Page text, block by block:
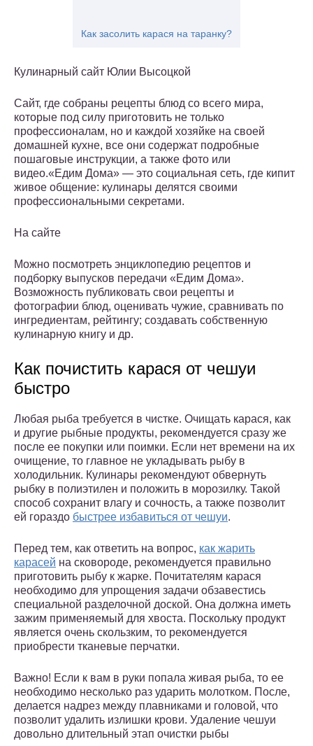
Как засолить карася на таранку?
Кулинарный сайт Юлии Высоцкой
Сайт, где собраны рецепты блюд со всего мира,
которые под силу приготовить не только
профессионалам, но и каждой хозяйке на своей
домашней кухне, все они содержат подробные
пошаговые инструкции, а также фото или
видео.«Едим Дома» — это социальная сеть, где кипит
живое общение: кулинары делятся своими
профессиональными секретами.
На сайте
Можно посмотреть энциклопедию рецептов и
подборку выпусков передачи «Едим Дома».
Возможность публиковать свои рецепты и
фотографии блюд, оценивать чужие, сравнивать по
ингредиентам, рейтингу; создавать собственную
кулинарную книгу и др.
Как почистить карася от чешуи
быстро
Любая рыба требуется в чистке. Очищать карася, как
и другие рыбные продукты, рекомендуется сразу же
после ее покупки или поимки. Если нет времени на их
очищение, то главное не укладывать рыбу в
холодильник. Кулинары рекомендуют обвернуть
рыбку в полиэтилен и положить в морозилку. Такой
способ сохранит влагу и сочность, а также позволит
ей гораздо быстрее избавиться от чешуи.
Перед тем, как ответить на вопрос, как жарить
карасей на сковороде, рекомендуется правильно
приготовить рыбу к жарке. Почитателям карася
необходимо для упрощения задачи обзавестись
специальной разделочной доской. Она должна иметь
зажим применяемый для хвоста. Поскольку продукт
является очень скользким, то рекомендуется
приобрести тканевые перчатки.
Важно! Если к вам в руки попала живая рыба, то ее
необходимо несколько раз ударить молотком. После,
делается надрез между плавниками и головой, что
позволит удалить излишки крови. Удаление чешуи
довольно длительный этап очистки рыбы